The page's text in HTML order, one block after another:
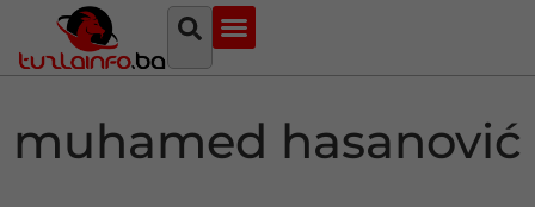
muhamed hasanović